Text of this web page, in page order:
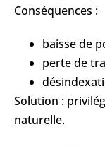
Conséquences :
baisse de
perte de
Solution :
naturelle.